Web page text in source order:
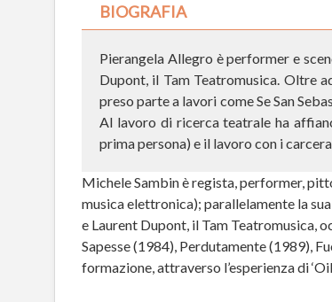
BIOGRAFIA
Pierangela Allegro è performer e
Dupont, il Tam Teatromusica. Oltre
preso parte a lavori come Se San
Al lavoro di ricerca teatrale ha
prima persona) e il lavoro con i
Michele Sambin è regista, performer,
musica elettronica); parallelamente la
e Laurent Dupont, il Tam Teatromusica,
Sapesse (1984), Perdutamente (1989),
formazione, attraverso l’esperienza di